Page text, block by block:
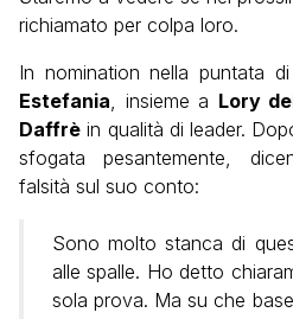
richiamato per colpa loro.
In nomination nella puntata
Estefania, insieme a Lory
Daffrè in qualità di leader.
sfogata pesantemente,
falsità sul suo conto:
Sono molto stanca di
alle spalle. Ho detto
sola prova. Ma su che